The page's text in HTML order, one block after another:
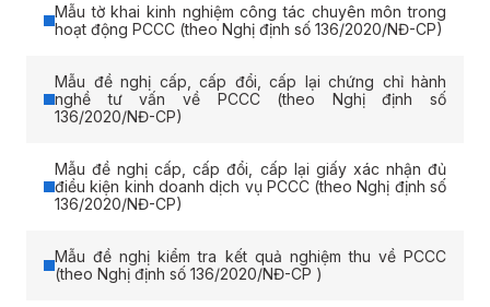
Mẫu tờ khai kinh nghiệm công tác chuyên môn trong
hoạt động PCCC (theo Nghị định số 136/2020/NĐ-CP)
Mẫu đề nghị cấp, cấp đổi, cấp lại chứng chỉ hành
nghề tư vấn về PCCC (theo Nghị định số
136/2020/NĐ-CP)
Mẫu đề nghị cấp, cấp đổi, cấp lại giấy xác nhận đủ
điều kiện kinh doanh dịch vụ PCCC (theo Nghị định số
136/2020/NĐ-CP)
Mẫu đề nghị kiểm tra kết quả nghiệm thu về PCCC
(theo Nghị định số 136/2020/NĐ-CP )